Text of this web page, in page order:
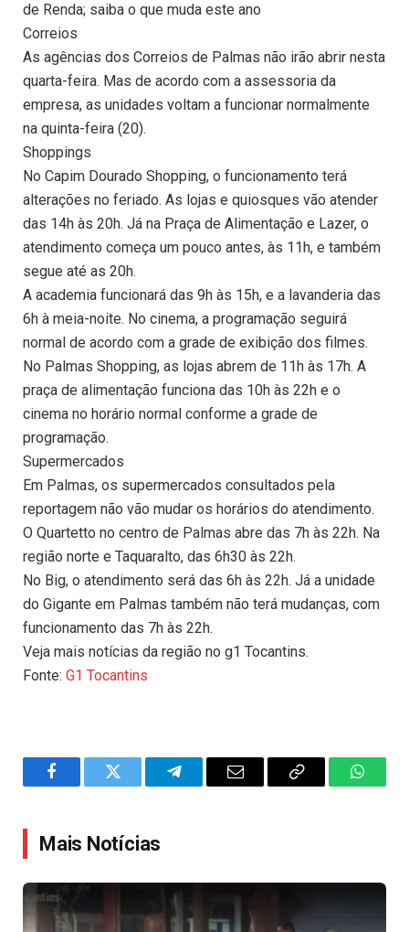
de Renda; saiba o que muda este ano
Correios
As agências dos Correios de Palmas não irão abrir nesta
quarta-feira. Mas de acordo com a assessoria da
empresa, as unidades voltam a funcionar normalmente
na quinta-feira (20).
Shoppings
No Capim Dourado Shopping, o funcionamento terá
alterações no feriado. As lojas e quiosques vão atender
das 14h às 20h. Já na Praça de Alimentação e Lazer, o
atendimento começa um pouco antes, às 11h, e também
segue até as 20h.
A academia funcionará das 9h às 15h, e a lavanderia das
6h à meia-noite. No cinema, a programação seguirá
normal de acordo com a grade de exibição dos filmes.
No Palmas Shopping, as lojas abrem de 11h às 17h. A
praça de alimentação funciona das 10h às 22h e o
cinema no horário normal conforme a grade de
programação.
Supermercados
Em Palmas, os supermercados consultados pela
reportagem não vão mudar os horários do atendimento.
O Quartetto no centro de Palmas abre das 7h às 22h. Na
região norte e Taquaralto, das 6h30 às 22h.
No Big, o atendimento será das 6h às 22h. Já a unidade
do Gigante em Palmas também não terá mudanças, com
funcionamento das 7h às 22h.
Veja mais notícias da região no g1 Tocantins.
Fonte: G1 Tocantins
FacebookTwitter TelegramEmail
Copy
Mais Notícias